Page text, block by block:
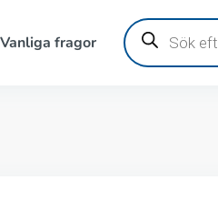
Vanliga fragor